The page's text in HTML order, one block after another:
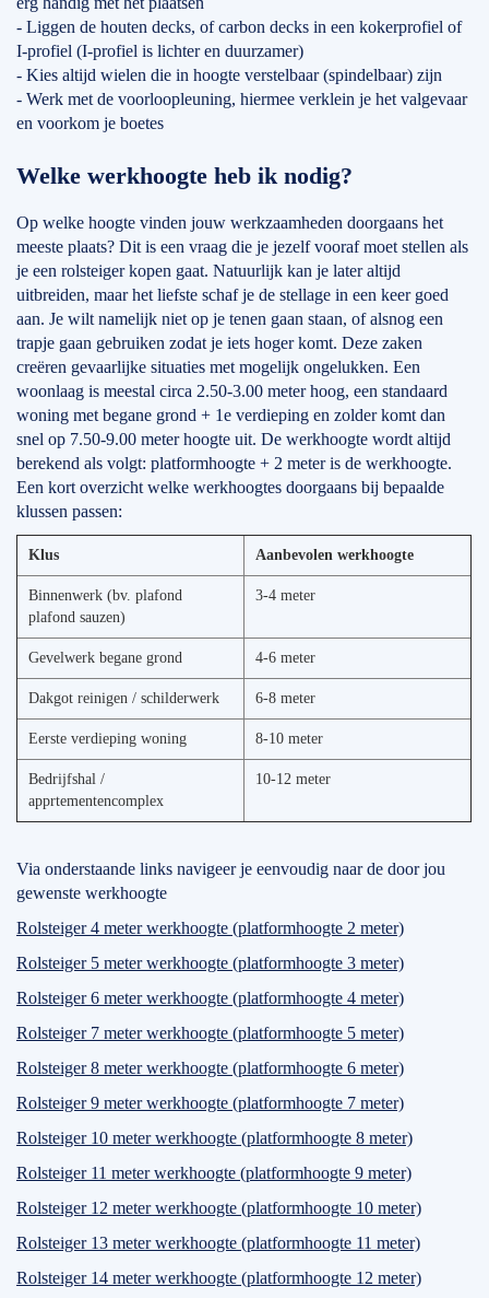
- Liggen de houten decks, of carbon decks in een kokerprofiel of
I-profiel (I-profiel is lichter en duurzamer)
- Kies altijd wielen die in hoogte verstelbaar (spindelbaar) zijn
- Werk met de voorloopleuning, hiermee verklein je het valgevaar
en voorkom je boetes
Welke werkhoogte heb ik nodig?
Op welke hoogte vinden jouw werkzaamheden doorgaans het
meeste plaats? Dit is een vraag die je jezelf vooraf moet stellen als
je een rolsteiger kopen gaat. Natuurlijk kan je later altijd
uitbreiden, maar het liefste schaf je de stellage in een keer goed
aan. Je wilt namelijk niet op je tenen gaan staan, of alsnog een
trapje gaan gebruiken zodat je iets hoger komt. Deze zaken
creëren gevaarlijke situaties met mogelijk ongelukken. Een
woonlaag is meestal circa 2.50-3.00 meter hoog, een standaard
woning met begane grond + 1e verdieping en zolder komt dan
snel op 7.50-9.00 meter hoogte uit. De werkhoogte wordt altijd
berekend als volgt: platformhoogte + 2 meter is de werkhoogte.
Een kort overzicht welke werkhoogtes doorgaans bij bepaalde
klussen passen:
Klus Aanbevolen werkhoogte
Binnenwerk (bv. plafond
plafond sauzen)
3-4 meter
Gevelwerk begane grond 4-6 meter
Dakgot reinigen / schilderwerk 6-8 meter
Eerste verdieping woning 8-10 meter
Bedrijfshal /
apprtementencomplex
10-12 meter
Via onderstaande links navigeer je eenvoudig naar de door jou
gewenste werkhoogte
Rolsteiger 4 meter werkhoogte (platformhoogte 2 meter)
Rolsteiger 5 meter werkhoogte (platformhoogte 3 meter)
Rolsteiger 6 meter werkhoogte (platformhoogte 4 meter)
Rolsteiger 7 meter werkhoogte (platformhoogte 5 meter)
Rolsteiger 8 meter werkhoogte (platformhoogte 6 meter)
Rolsteiger 9 meter werkhoogte (platformhoogte 7 meter)
Rolsteiger 10 meter werkhoogte (platformhoogte 8 meter)
Rolsteiger 11 meter werkhoogte (platformhoogte 9 meter)
Rolsteiger 12 meter werkhoogte (platformhoogte 10 meter)
Rolsteiger 13 meter werkhoogte (platformhoogte 11 meter)
Rolsteiger 14 meter werkhoogte (platformhoogte 12 meter)